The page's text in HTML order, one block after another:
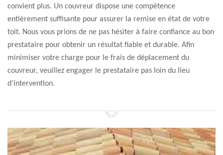
convient plus. Un couvreur dispose une compétence
entièrement suffisante pour assurer la remise en état de votre
toit. Nous vous prions de ne pas hésiter à faire confiance au bon
prestataire pour obtenir un résultat fiable et durable. Afin
minimiser votre charge pour le frais de déplacement du
couvreur, veuillez engager le prestataire pas loin du lieu
d’intervention.